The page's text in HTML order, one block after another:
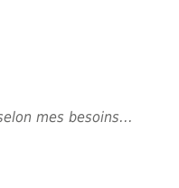
mes besoins...